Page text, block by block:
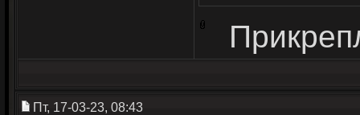
Пт, 17-03-23, 08:43